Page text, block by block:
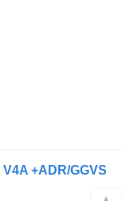
+ADR/GGVS